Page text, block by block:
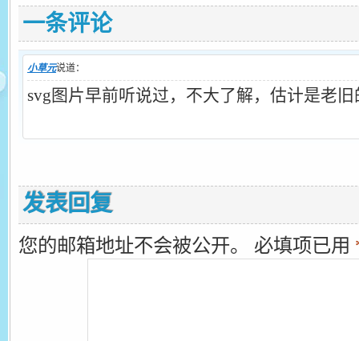
一条评论
小草元说道：
svg图片早前听说过，不大了解，估计是老
发表回复
您的邮箱地址不会被公开。 必填项已用